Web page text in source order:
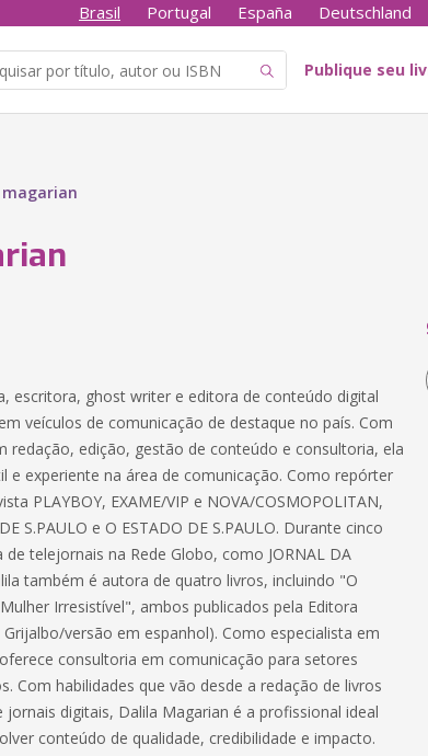
Brasil Portugal España Deutschland
Publique seu
escritora, ghost writer e editora de conteúdo digital
veículos de comunicação de destaque no país. Com
redação, edição, gestão de conteúdo e consultoria, ela
e experiente na área de comunicação. Como repórter
PLAYBOY, EXAME/VIP e NOVA/COSMOPOLITAN,
S.PAULO e O ESTADO DE S.PAULO. Durante cinco
telejornais na Rede Globo, como JORNAL DA
também é autora de quatro livros, incluindo "O
Irresistível", ambos publicados pela Editora
Grijalbo/versão em espanhol). Como especialista em
consultoria em comunicação para setores
Com habilidades que vão desde a redação de livros
jornais digitais, Dalila Magarian é a profissional ideal
conteúdo de qualidade, credibilidade e impacto.